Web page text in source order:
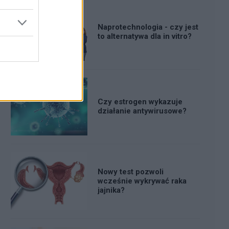
Naprotechnologia - czy jest
to alternatywa dla in vitro?
Czy estrogen wykazuje
działanie antywirusowe?
Nowy test pozwoli
wcześnie wykrywać raka
jajnika?